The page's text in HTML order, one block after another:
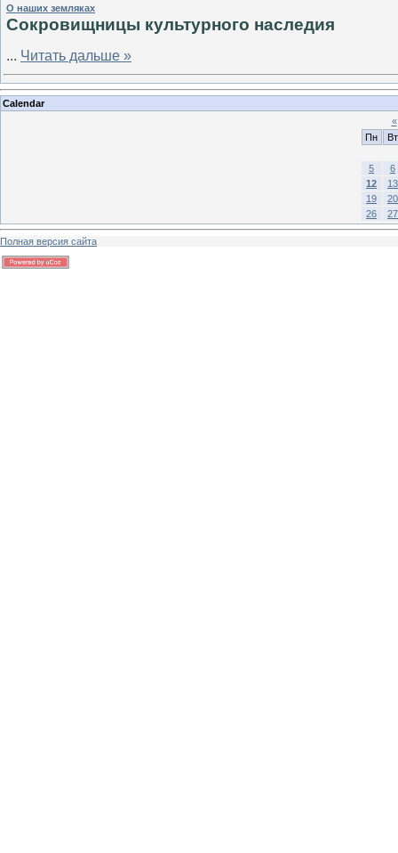
О наших земляках
Сокровищницы культурного наследия
... Читать дальше »
Calendar
«
Пн
Вт
5
6
12
13
19
20
26
27
Полная версия сайта